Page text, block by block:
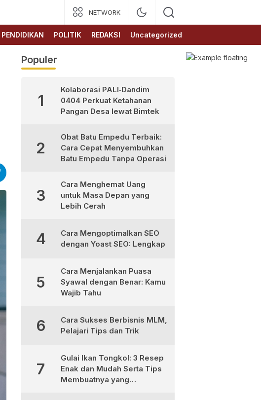
NETWORK
PENDIDIKAN POLITIK REDAKSI Uncategorized
Populer
1
Kolaborasi PALI‑Dandim
0404 Perkuat Ketahanan
Pangan Desa lewat Bimtek
2
Obat Batu Empedu Terbaik:
Cara Cepat Menyembuhkan
Batu Empedu Tanpa Operasi
3
Cara Menghemat Uang
untuk Masa Depan yang
Lebih Cerah
4
Cara Mengoptimalkan SEO
dengan Yoast SEO: Lengkap
5
Cara Menjalankan Puasa
Syawal dengan Benar: Kamu
Wajib Tahu
6
Cara Sukses Berbisnis MLM,
Pelajari Tips dan Trik
7
Gulai Ikan Tongkol: 3 Resep
Enak dan Mudah Serta Tips
Membuatnya yang